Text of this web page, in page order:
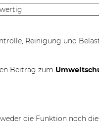
Reinigung und
Beitrag zum
die Funktion noch